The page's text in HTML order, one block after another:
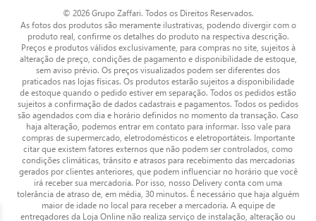
© 2026 Grupo Zaffari. Todos os Direitos Reservados.
As fotos dos produtos são meramente ilustrativas, podendo divergir com o
produto real, confirme os detalhes do produto na respectiva descrição.
Preços e produtos válidos exclusivamente, para compras no site, sujeitos à
alteração de preço, condições de pagamento e disponibilidade de estoque,
sem aviso prévio. Os preços visualizados podem ser diferentes dos
praticados nas lojas físicas. Os produtos estarão sujeitos a disponibilidade
de estoque quando o pedido estiver em separação. Todos os pedidos estão
sujeitos a confirmação de dados cadastrais e pagamentos. Todos os pedidos
são agendados com dia e horário definidos no momento da transação. Caso
haja alteração, podemos entrar em contato para informar. Isso vale para
compras de supermercado, eletrodomésticos e eletroportáteis. Importante
citar que existem fatores externos que não podem ser controlados, como
condições climáticas, trânsito e atrasos para recebimento das mercadorias
gerados por clientes anteriores, que podem influenciar no horário que você
irá receber sua mercadoria. Por isso, nosso Delivery conta com uma
tolerância de atraso de, em média, 30 minutos. É necessário que haja alguém
maior de idade no local para receber a mercadoria. A equipe de
entregadores da Loja Online não realiza serviço de instalação, alteração ou